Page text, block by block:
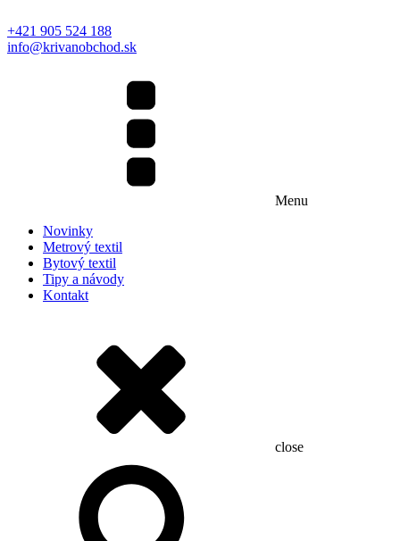
+421 905 524 188
info@krivanobchod.sk
Menu
Novinky
Metrový textil
Bytový textil
Tipy a návody
Kontakt
close